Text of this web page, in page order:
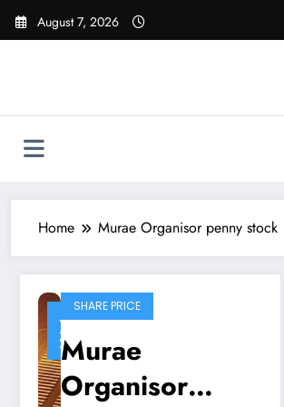
Skip
August 7, 2026
Home Murae Organisor penny stock
June
4,
2025
SHARE PRICE
Murae
Organisor